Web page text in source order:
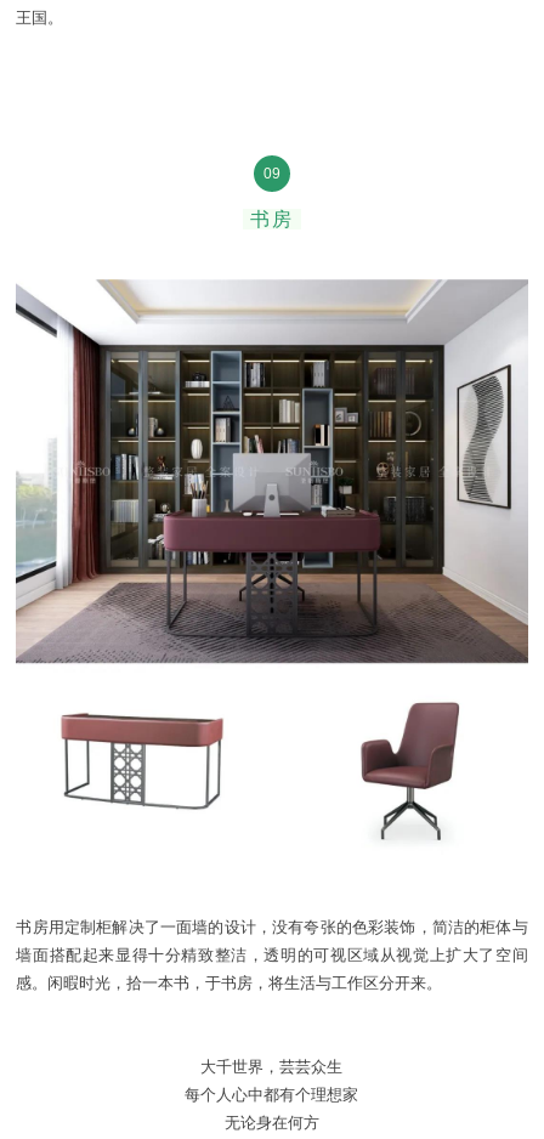
王国。
09
书房
书房用定制柜解决了一面墙的设计，没有夸张的色彩装饰，简洁的柜体与
墙面搭配起来显得十分精致整洁，透明的可视区域从视觉上扩大了空间
感。闲暇时光，拾一本书，于书房，将生活与工作区分开来。
大千世界，芸芸众生
每个人心中都有个理想家
无论身在何方